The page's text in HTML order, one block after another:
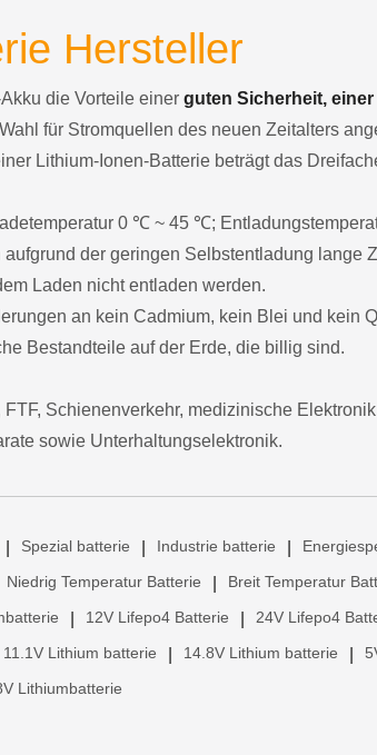
Hersteller
die Vorteile einer guten Sicherheit,
für Stromquellen des neuen Zeitalters
Lithium-Ionen-Batterie beträgt das
0 ℃ ~ 45 ℃;
der geringen Selbstentladung lange
Laden nicht entladen werden.
an kein Cadmium, kein Blei und kein
Bestandteile auf der Erde, die billig sind.
Schienenverkehr, medizinische
sowie Unterhaltungselektronik.
Spezial batterie Industrie batterie
Niedrig Temperatur Batterie Breit Temperatur
12V Lifepo4 Batterie 24V Lifepo4
11.1V Lithium batterie 14.8V Lithium batterie
Lithiumbatterie